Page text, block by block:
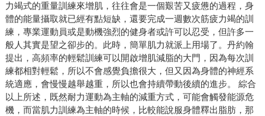
力竭式的重量訓練來增肌，往往會是一個艱苦又疲憊的過程，身
體的能量攝取就已經有點短缺，還要完成一週數次筋疲力竭的訓
練，專業運動員或是動機強烈的健身者或許可以忍受，但許多一
般人其實是望之卻步的。此時，簡單肌力就派上用場了。丹約翰
提出，高頻率的輕鬆訓練可以開啟增肌減脂的大門，因為每次訓
練都相對輕鬆，所以不會感覺負擔很大，但又因為身體的神經系
統適應，會慢慢越舉越重，所以也會持續帶動後續的進步。 綜合
以上所述，既然耐力運動為主軸的減重方式，可能會觸發能源危
機，而當肌力訓練為主軸的時候，比較能說服身體釋出脂肪，那